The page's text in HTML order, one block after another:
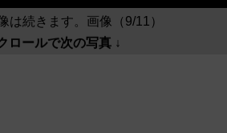
は続きます。画像（9/11）
ロールで次の写真 ↓